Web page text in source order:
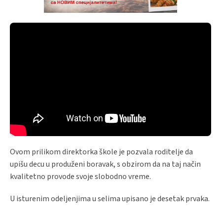
Ovom prilikom direktorka škole je pozvala roditelje da
upišu decu u produženi boravak, s obzirom da na taj način
kvalitetno provode svoje slobodno vreme.
U isturenim odeljenjima u selima upisano je desetak prvaka.